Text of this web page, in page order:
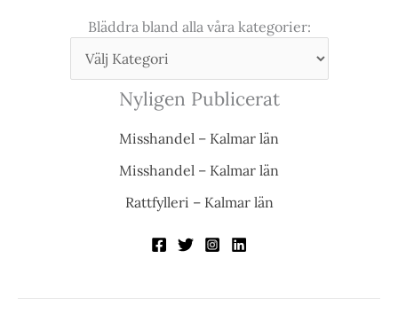
Bläddra bland alla våra kategorier:
Nyligen Publicerat
Misshandel – Kalmar län
Misshandel – Kalmar län
Rattfylleri – Kalmar län